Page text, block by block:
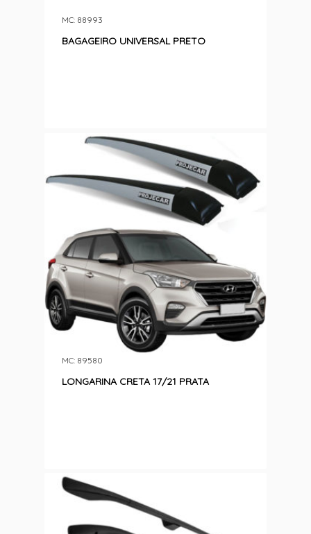
BAGAGEIRO UNIVERSAL PRETO
MC: 88993
LONGARINA CRETA 17/21 PRATA
MC: 89580